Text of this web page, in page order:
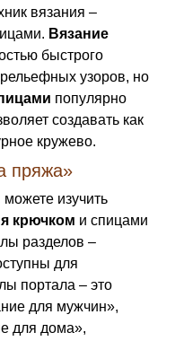
вязания –
Вязание
быстрого
узоров, но
популярно
создавать как
кружево.
пряжа»
изучить
крючком и спицами
разделов –
для
портала – это
для мужчин»,
для дома»,